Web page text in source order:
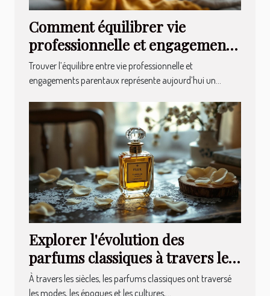
Comment équilibrer vie
professionnelle et engagements
parentaux ?
Trouver l’équilibre entre vie professionnelle et
engagements parentaux représente aujourd’hui un...
Explorer l'évolution des
parfums classiques à travers les
âges
À travers les siècles, les parfums classiques ont traversé
les modes, les époques et les cultures,...